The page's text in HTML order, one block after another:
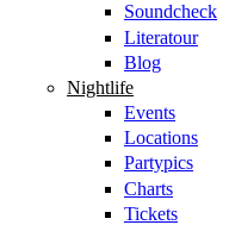
Soundcheck
Literatour
Blog
Nightlife
Events
Locations
Partypics
Charts
Tickets